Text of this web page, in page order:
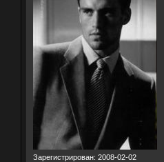
Зарегистрирован: 2008-02-02